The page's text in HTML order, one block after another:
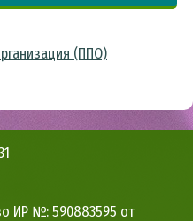
(ППО)
ИР №: 590883595 от